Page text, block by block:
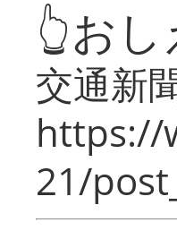
👆お
交通新
https://
21/